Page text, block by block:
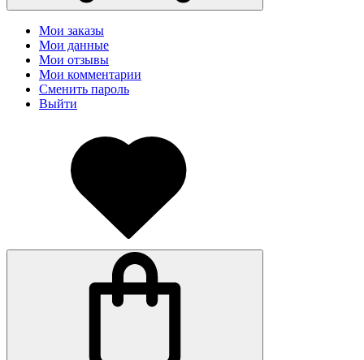
Мои заказы
Мои данные
Мои отзывы
Мои комментарии
Сменить пароль
Выйти